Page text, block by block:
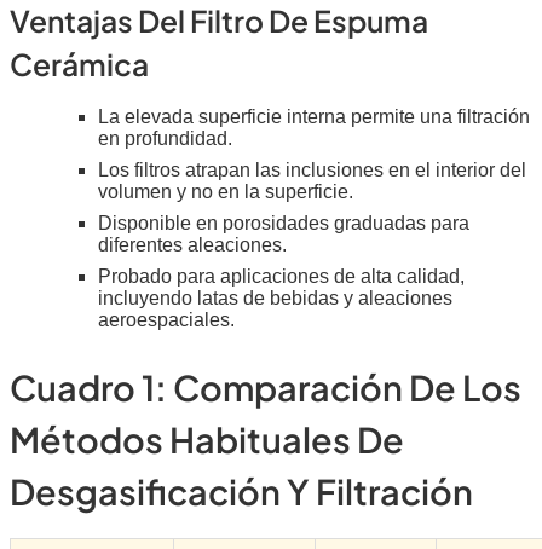
Ventajas Del Filtro De Espuma
Cerámica
La elevada superficie interna permite una filtración
en profundidad.
Los filtros atrapan las inclusiones en el interior del
volumen y no en la superficie.
Disponible en porosidades graduadas para
diferentes aleaciones.
Probado para aplicaciones de alta calidad,
incluyendo latas de bebidas y aleaciones
aeroespaciales.
Cuadro 1: Comparación De Los
Métodos Habituales De
Desgasificación Y Filtración